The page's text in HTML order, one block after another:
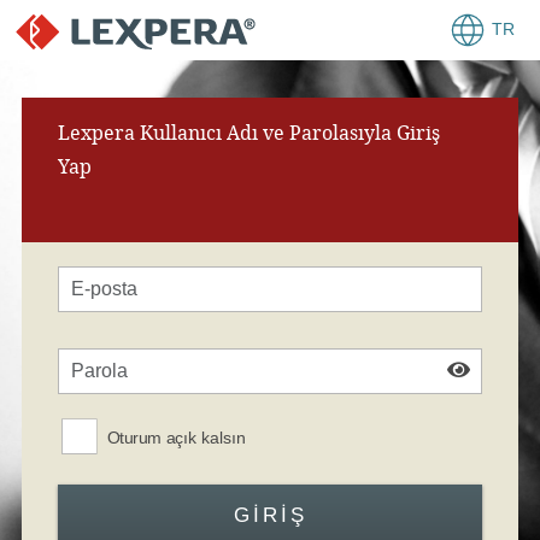
TR
Lexpera Kullanıcı Adı ve Parolasıyla Giriş
Yap
Oturum açık kalsın
GIRIŞ